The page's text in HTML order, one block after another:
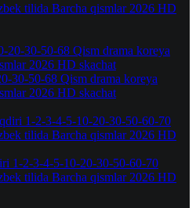
tilida Barcha qismlar 2026 HD
30-50-68 Qism drama koreya
2026 HD skachat
1-2-3-4-5-10-20-30-50-60-70
tilida Barcha qismlar 2026 HD